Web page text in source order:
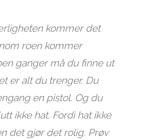
kommer det
roen kommer
ganger må du finne ut
er alt du trenger. Du
en pistol. Og du
ikke hat. Fordi hat ikke
det gjør det rolig. Prøv